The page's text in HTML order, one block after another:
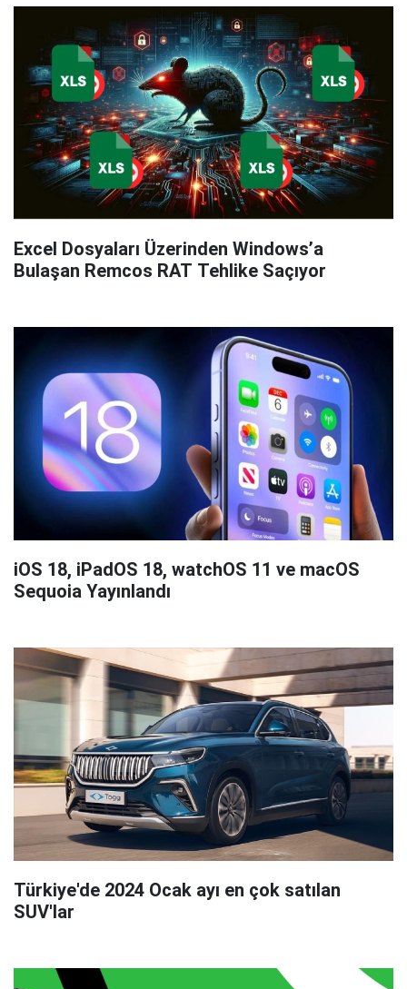
Excel Dosyaları Üzerinden Windows’a
Bulaşan Remcos RAT Tehlike Saçıyor
iOS 18, iPadOS 18, watchOS 11 ve macOS
Sequoia Yayınlandı
Türkiye'de 2024 Ocak ayı en çok satılan
SUV'lar